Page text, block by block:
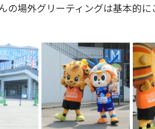
の場外グリーティングは基本的